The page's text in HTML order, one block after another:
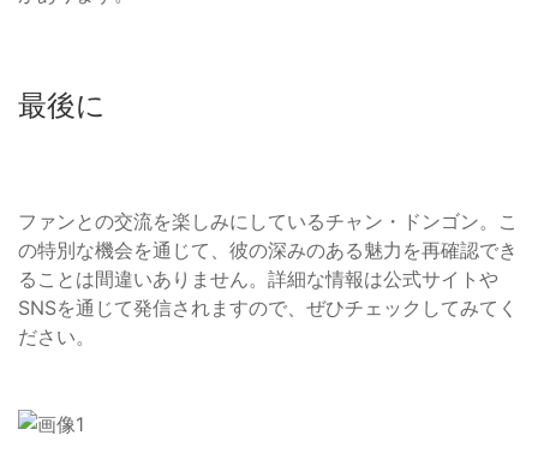
最後に
ファンとの交流を楽しみにしているチャン・ドンゴン。こ
の特別な機会を通じて、彼の深みのある魅力を再確認でき
ることは間違いありません。詳細な情報は公式サイトや
SNSを通じて発信されますので、ぜひチェックしてみてく
ださい。